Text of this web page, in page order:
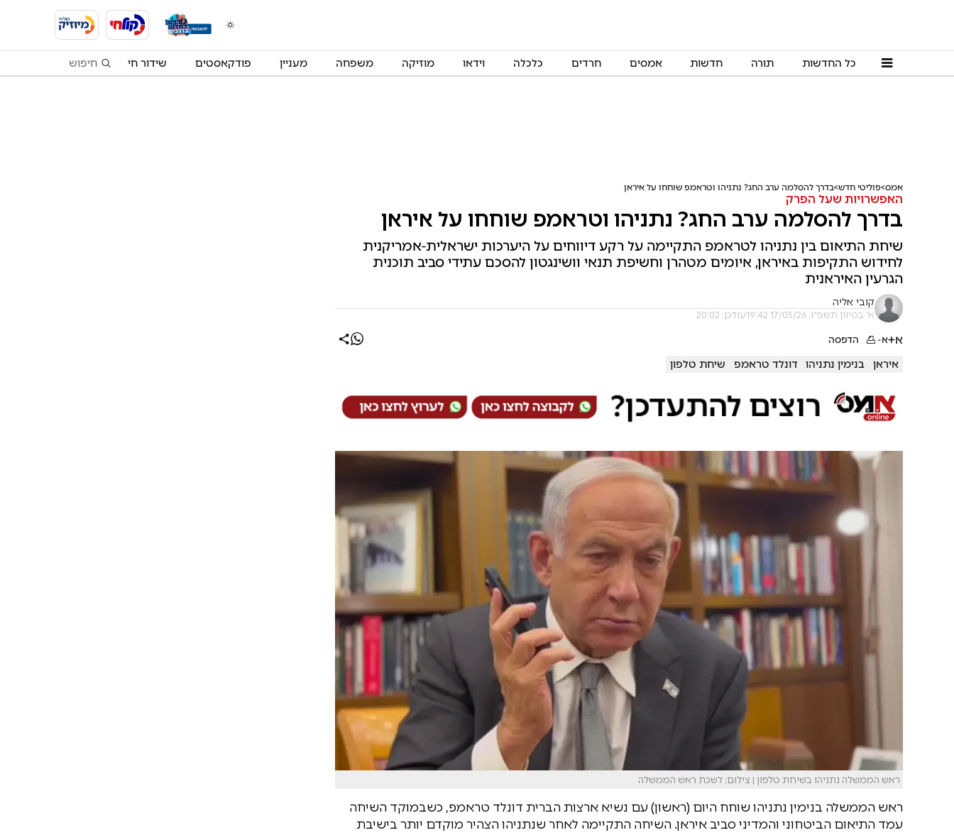
כל החדשות תורה חדשות אמסים חרדים כלכלה וידאו מוזיקה משפחה מעניין פודקאסטים שידור חי
אמס פוליטי חדש בדרך להסלמה ערב החג? נתניהו וטראמפ שוחחו על איראן
האפשרויות שעל הפרק
בדרך להסלמה ערב החג? נתניהו וטראמפ שוחחו על איראן
שיחת התיאום בין נתניהו לטראמפ התקיימה על רקע דיווחים על היערכות ישראלית-אמריקנית
לחידוש התקיפות באיראן, איומים מטהרן וחשיפת תנאי וושינגטון להסכם עתידי סביב תוכנית
הגרעין האיראנית
קובי אליה
א' בסיוון תשפ"ו, 17/05/26 19:42 עודכן: 20:02
א+א- הדפסה
איראן בנימין נתניהו דונלד טראמפ שיחת טלפון
ראש הממשלה נתניהו בשיחת טלפון | צילום: לשכת ראש הממשלה
ראש הממשלה בנימין נתניהו שוחח היום (ראשון) עם נשיא ארצות הברית דונלד טראמפ, כשבמוקד השיחה
עמד התיאום הביטחוני והמדיני סביב איראן. השיחה התקיימה לאחר שנתניהו הצהיר מוקדם יותר בישיבת